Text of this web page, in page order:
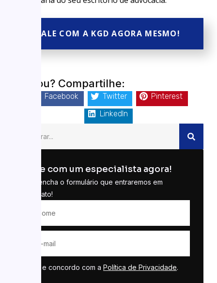
FALE COM A KGD AGORA MESMO!
Gostou? Compartilhe:
Facebook Twitter
Pinterest
LinkedIn
Fale com um especialista agora!
Preencha o formulário que entraremos em
contato!
Li e concordo com a Política de Privacidade.